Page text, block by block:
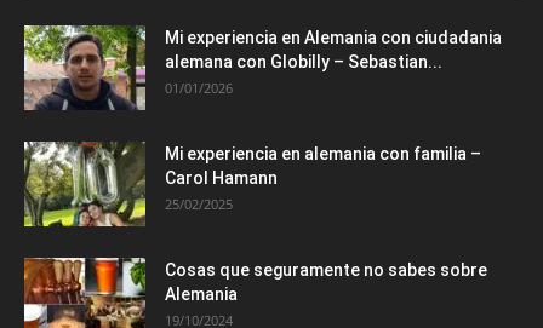
Mi experiencia en Alemania con ciudadania
alemana con Globilly – Sebastian...
01/01/2026
Mi experiencia en alemania con familia –
Carol Hamann
25/02/2025
Cosas que seguramente no sabes sobre
Alemania
19/10/2024